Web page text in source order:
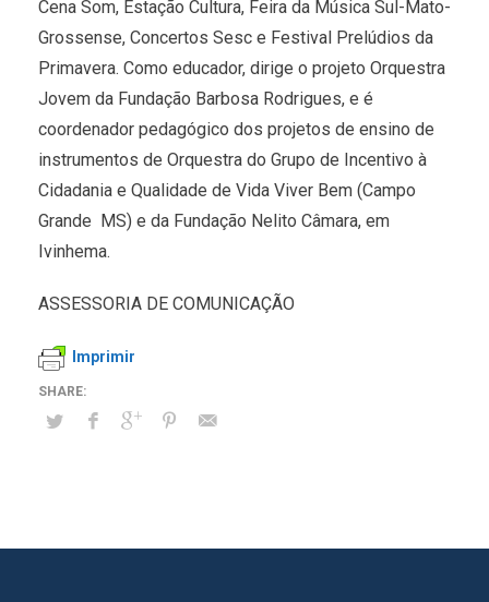
Cena Som, Estação Cultura, Feira da Música Sul-Mato-
Grossense, Concertos Sesc e Festival Prelúdios da
Primavera. Como educador, dirige o projeto Orquestra
Jovem da Fundação Barbosa Rodrigues, e é
coordenador pedagógico dos projetos de ensino de
instrumentos de Orquestra do Grupo de Incentivo à
Cidadania e Qualidade de Vida Viver Bem (Campo
Grande  MS) e da Fundação Nelito Câmara, em
Ivinhema.
ASSESSORIA DE COMUNICAÇÃO
Imprimir